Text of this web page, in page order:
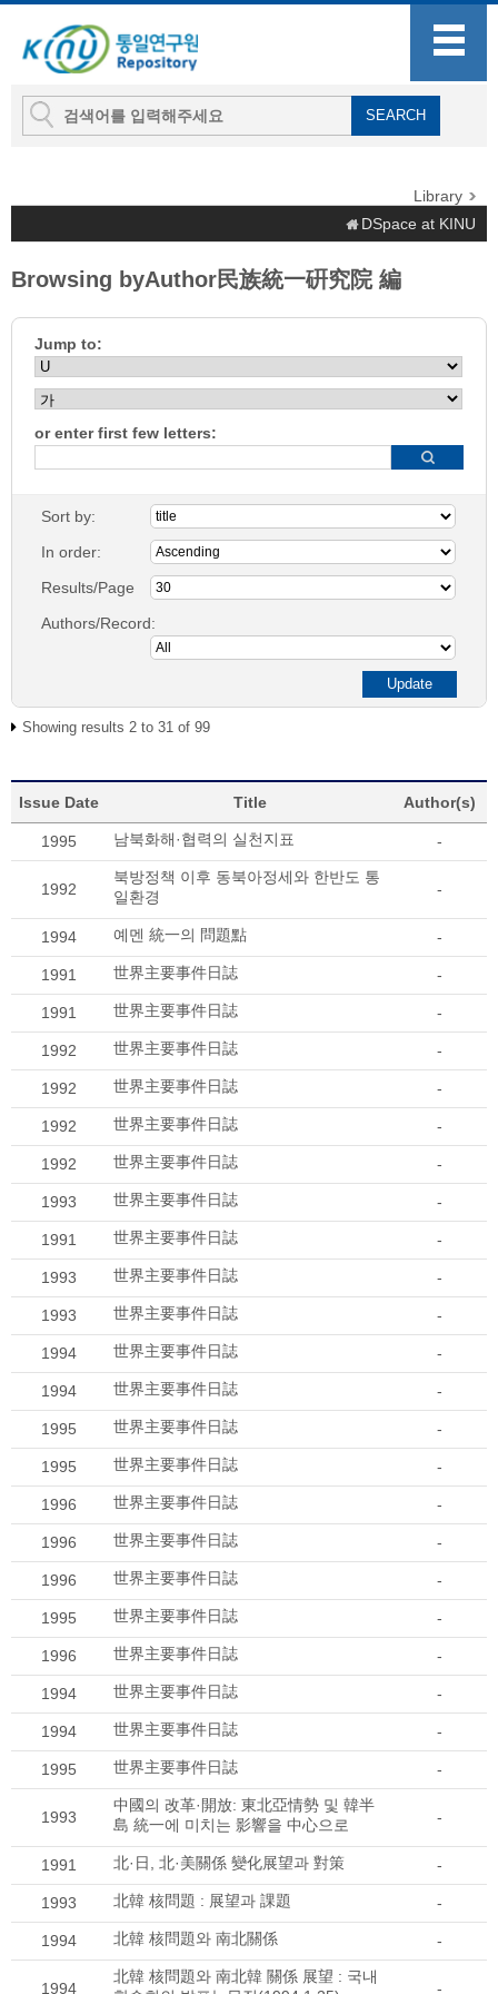
Library
DSpace at KINU
Browsing byAuthor民族統一硏究院 編
Jump to:
or enter first few letters:
Sort by:
In order:
Results/Page
Authors/Record:
Showing results 2 to 31 of 99
Issue Date Title Author(s)
1995 남북화해·협력의 실천지표 -
1992
북방정책 이후 동북아정세와 한반도 통
일환경
-
1994 예멘 統一의 問題點 -
1991 世界主要事件日誌 -
1991 世界主要事件日誌 -
1992 世界主要事件日誌 -
1992 世界主要事件日誌 -
1992 世界主要事件日誌 -
1992 世界主要事件日誌 -
1993 世界主要事件日誌 -
1991 世界主要事件日誌 -
1993 世界主要事件日誌 -
1993 世界主要事件日誌 -
1994 世界主要事件日誌 -
1994 世界主要事件日誌 -
1995 世界主要事件日誌 -
1995 世界主要事件日誌 -
1996 世界主要事件日誌 -
1996 世界主要事件日誌 -
1996 世界主要事件日誌 -
1995 世界主要事件日誌 -
1996 世界主要事件日誌 -
1994 世界主要事件日誌 -
1994 世界主要事件日誌 -
1995 世界主要事件日誌 -
1993
中國의 改革·開放: 東北亞情勢 및 韓半
島 統一에 미치는 影響을 中心으로
-
1991 北·日, 北·美關係 變化展望과 對策 -
1993 北韓 核問題 : 展望과 課題 -
1994 北韓 核問題와 南北關係 -
1994
北韓 核問題와 南北韓 關係 展望 : 국내
-